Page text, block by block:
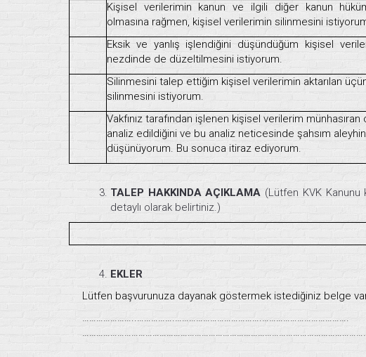
Kişisel verilerimin kanun ve ilgili diğer kanun
olmasına rağmen, kişisel verilerimin silinmesini
Eksik ve yanlış işlendiğini düşündüğüm kişisel
nezdinde de düzeltilmesini istiyorum.
Silinmesini talep ettiğim kişisel verilerimin aktarılan
silinmesini istiyorum.
Vakfınız tarafından işlenen kişisel verilerim
analiz edildiğini ve bu analiz neticesinde şahsım
düşünüyorum. Bu sonuca itiraz ediyorum.
TALEP HAKKINDA AÇIKLAMA (Lütfen KVK
detaylı olarak belirtiniz.)
EKLER
Lütfen başvurunuza dayanak göstermek istediğiniz belge
…………………..…………….……………………………….……………………………….